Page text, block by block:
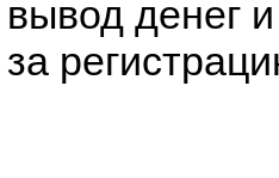
вывод денег
за